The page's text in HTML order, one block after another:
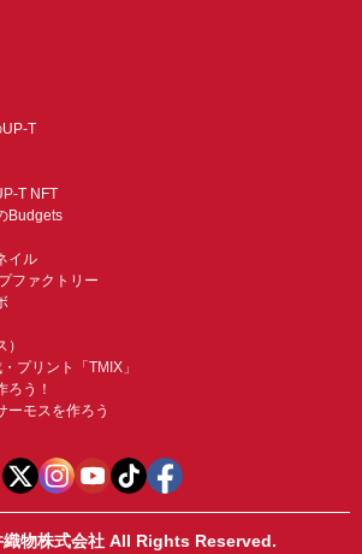
T
T NFT
Budgets
イル
ファクトリー
プリント「TMIX」
ろう！
ーモスを作ろう
物株式会社 All Rights Reserved.